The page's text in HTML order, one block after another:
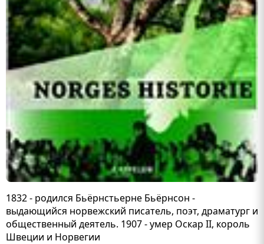
1832 - родился Бьёрнстьерне Бьёрнсон -
выдающийся норвежский писатель, поэт, драматург и
общественный деятель. 1907 - умер Оскар II, король
Швеции и Норвегии